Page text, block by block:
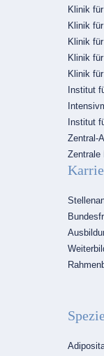
Klinik
Klinik
Klinik
Klinik
Klinik
Institut
Institut
Zentral-
Zentrale
Navigation
Navigation